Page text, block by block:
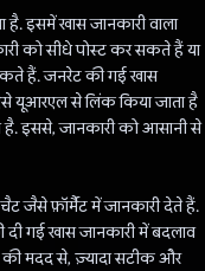
इसमें खास जानकारी वाला
को सीधे पोस्ट कर सकते हैं या
हैं. जनरेट की गई खास
यूआरएल से लिंक किया जाता है
है. इससे, जानकारी को आसानी से
जैसे फ़ॉर्मैट में जानकारी देते हैं.
गई खास जानकारी में बदलाव
की मदद से, ज़्यादा सटीक और